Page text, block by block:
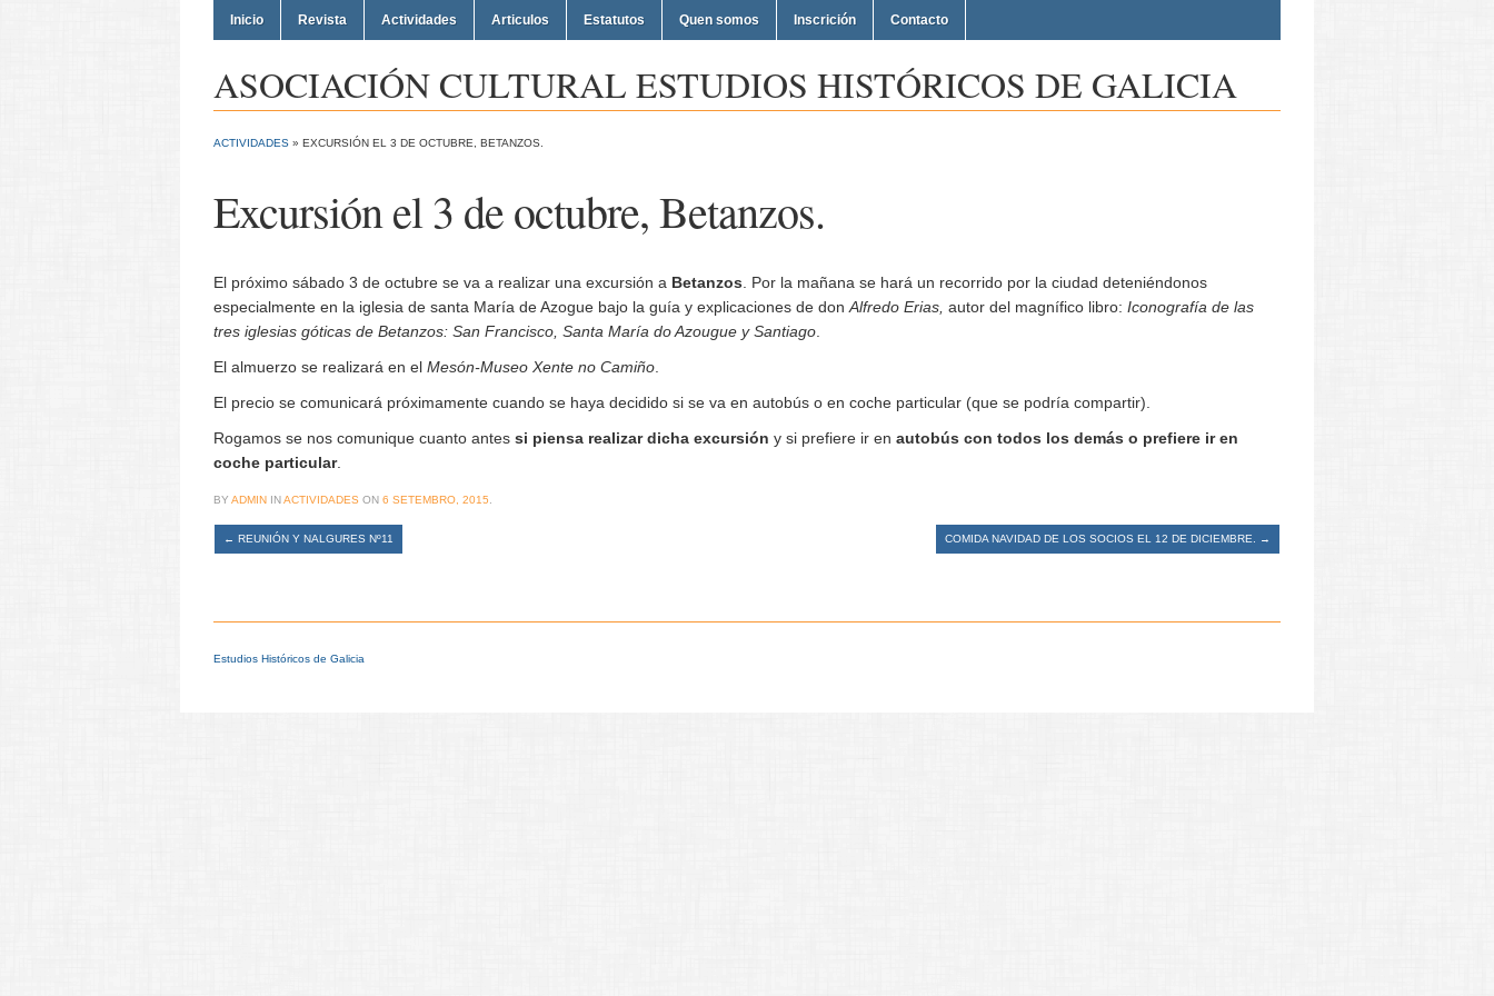
Inicio Revista Actividades Articulos Estatutos Quen somos Inscrición Contacto
ASOCIACIÓN CULTURAL ESTUDIOS HISTÓRICOS DE GALICIA
ACTIVIDADES » EXCURSIÓN EL 3 DE OCTUBRE, BETANZOS.
Excursión el 3 de octubre, Betanzos.
El próximo sábado 3 de octubre se va a realizar una excursión a Betanzos . Por la mañana se hará un recorrido por la ciudad deteniéndonos
especialmente en la iglesia de santa María de Azogue bajo la guía y explicaciones de don Alfredo Erias, autor del magnífico libro: Iconografía de las
tres iglesias góticas de Betanzos: San Francisco, Santa María do Azougue y Santiago
El almuerzo se realizará en el Mesón-Museo Xente no Camiño
El precio se comunicará próximamente cuando se haya decidido si se va en autobús o en coche particular (que se podría compartir).
Rogamos se nos comunique cuanto antes si piensa realizar dicha excursión y si prefiere ir en autobús con todos los demás o prefiere ir en
coche particular.
BY ADMIN INACTIVIDADES ON 6 SETEMBRO, 2015
← REUNIÓN Y NALGURES Nº11 COMIDA NAVIDAD DE LOS SOCIOS EL 12 DE DICIEMBRE. →
Estudios Históricos de Galicia